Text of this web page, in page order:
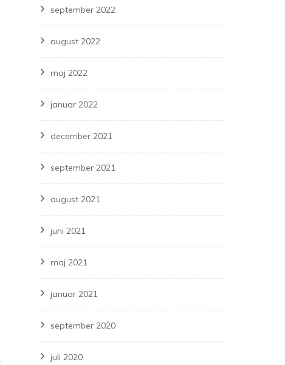
september 2022
august 2022
maj 2022
januar 2022
december 2021
september 2021
august 2021
juni 2021
maj 2021
januar 2021
september 2020
juli 2020